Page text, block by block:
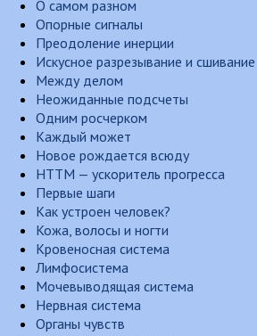
О самом разном
Опорные сигналы
Преодоление инерции
Искусное разрезывание и сшивание
Между делом
Неожиданные подсчеты
Одним росчерком
Каждый может
Новое рождается всюду
НТТМ — ускоритель прогресса
Первые шаги
Как устроен человек?
Кожа, волосы и ногти
Кровеносная система
Лимфосистема
Мочевыводящая система
Нервная система
Органы чувств